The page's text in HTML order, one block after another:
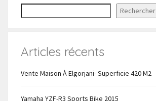
Rechercher
Articles récents
Vente Maison À Elgorjani- Superficie 420 M2
Yamaha YZF-R3 Sports Bike 2015